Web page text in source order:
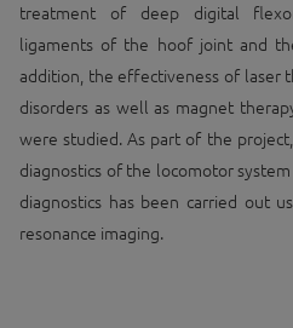
treatment of deep digital
ligaments of the hoof joint and
addition, the effectiveness of laser
disorders as well as magnet
were studied. As part of the
diagnostics of the locomotor
diagnostics has been carried out
resonance imaging.